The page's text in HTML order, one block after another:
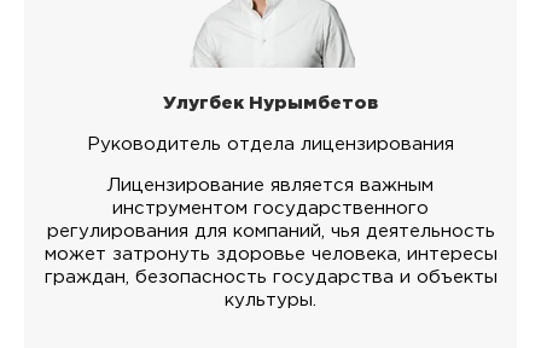
Улугбек Нурымбетов
Руководитель отдела лицензирования
Лицензирование является важным
инструментом государственного
регулирования для компаний, чья деятельность
может затронуть здоровье человека, интересы
граждан, безопасность государства и объекты
культуры.